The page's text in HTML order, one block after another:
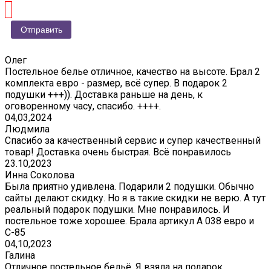
Олег
Постельное белье отличное, качество на высоте. Брал 2
комплекта евро - размер, всё супер. В подарок 2
подушки +++)). Доставка раньше на день, к
оговоренному часу, спасибо. ++++.
04,03,2024
Людмила
Спасибо за качественный сервис и супер качественный
товар! Доставка очень быстрая. Всё понравилось
23.10,2023
Инна Соколова
Была приятно удивлена. Подарили 2 подушки. Обычно
сайты делают скидку. Но я в такие скидки не верю. А тут
реальный подарок подушки. Мне понравилось. И
постельное тоже хорошее. Брала артикул А 038 евро и
С-85
04,10,2023
Галина